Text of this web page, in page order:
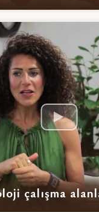
çalışma